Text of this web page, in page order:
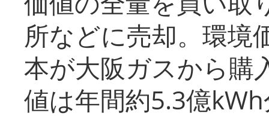
所などに売却。環境
本が大阪ガスから購
値は年間約5.3億